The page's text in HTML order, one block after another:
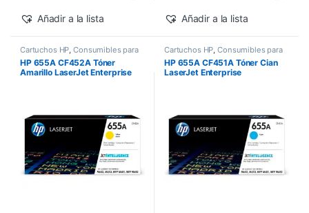
Añadir a la lista Añadir a la lista
Cartuchos HP,Consumibles para
Impresoras,Nuevos Productos
Sobre Pedido,Toner Original
HP 655A CF452A Tóner
Amarillo LaserJet Enterprise
Cartuchos HP,Consumibles para
Impresoras,Nuevos Productos
Sobre Pedido,Toner Original
HP 655A CF451A Tóner Cian
LaserJet Enterprise